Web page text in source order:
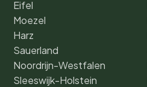
Eifel
Moezel
Harz
Sauerland
Noordrijn-Westfalen
Sleeswijk-Holstein